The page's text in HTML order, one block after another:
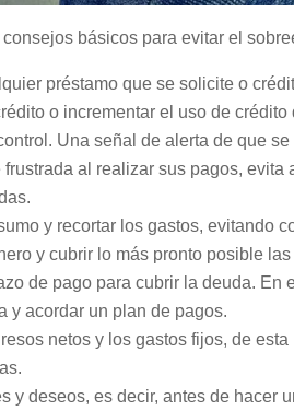
básicos para evitar el
préstamo que se solicite o
o incrementar el uso de
Una señal de alerta de que
al realizar sus pagos,
y recortar los gastos, evitando
y cubrir lo más pronto posible
de pago para cubrir la deuda. En
y acordar un plan de pagos.
netos y los gastos fijos, de
y deseos, es decir, antes de hacer